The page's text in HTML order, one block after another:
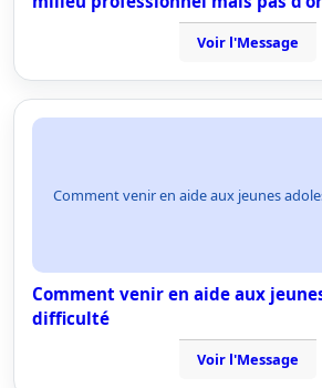
Voir l'Message
Comment venir en aide aux jeunes
Comment venir en aide aux
difficulté
Voir l'Message